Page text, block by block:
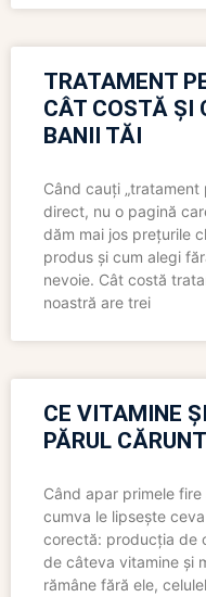
TRATAMENT
CÂT COSTĂ ȘI
BANII TĂI
Când cauți „tratament
direct, nu o pagină
dăm mai jos prețurile
produs și cum alegi
nevoie. Cât costă
noastră are trei
CE VITAMINE
PĂRUL
Când apar primele
cumva le lipsește
corectă: producția de
de câteva vitamine și
rămâne fără ele,